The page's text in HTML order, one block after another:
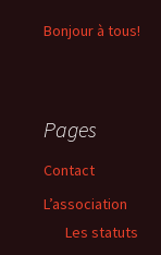
Bonjour à tous!
Pages
Contact
L’association
Les statuts